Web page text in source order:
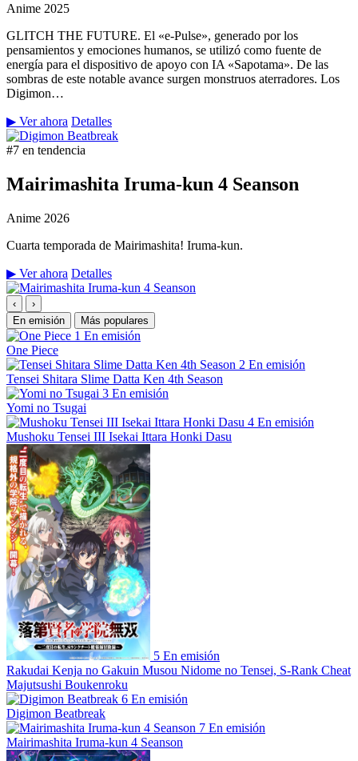
Anime 2025
GLITCH THE FUTURE. El «e-Pulse», generado por los
pensamientos y emociones humanos, se utilizó como fuente de
energía para el dispositivo de apoyo con IA «Sapotama». De las
sombras de este notable avance surgen monstruos aterradores. Los
Digimon…
▶ Ver ahora Detalles
#7 en tendencia
Mairimashita Iruma-kun 4 Seanson
Anime 2026
Cuarta temporada de Mairimashita! Iruma-kun.
▶ Ver ahora Detalles
‹
›
En emisión
Más populares
1 En emisión
One Piece
2 En emisión
Tensei Shitara Slime Datta Ken 4th Season
3 En emisión
Yomi no Tsugai
4 En emisión
Mushoku Tensei III Isekai Ittara Honki Dasu
5 En emisión
Rakudai Kenja no Gakuin Musou Nidome no Tensei, S-Rank Cheat
Majutsushi Boukenroku
6 En emisión
Digimon Beatbreak
7 En emisión
Mairimashita Iruma-kun 4 Seanson